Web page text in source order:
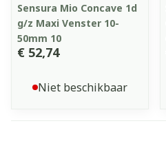
Sensura Mio Concave 1d
g/z Maxi Venster 10-
50mm 10
€ 52,74
Niet beschikbaar